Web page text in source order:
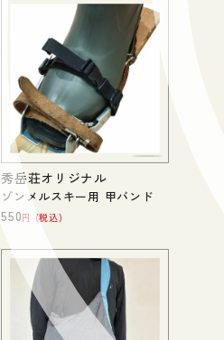
秀岳荘オリジナル
ゾンメルスキー用 甲バンド
550 税込